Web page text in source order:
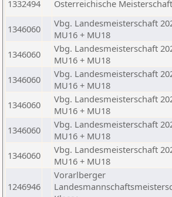
1332494 Österreichische
1346060
Vbg. Landesmeisterschaft
MU16 + MU18
1346060
Vbg. Landesmeisterschaft
MU16 + MU18
1346060
Vbg. Landesmeisterschaft
MU16 + MU18
1346060
Vbg. Landesmeisterschaft
MU16 + MU18
1346060
Vbg. Landesmeisterschaft
MU16 + MU18
1346060
Vbg. Landesmeisterschaft
MU16 + MU18
1246946
Vorarlberger